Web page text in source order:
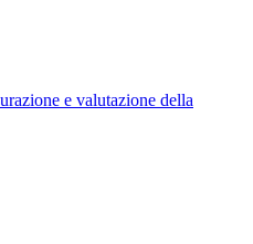
e valutazione della